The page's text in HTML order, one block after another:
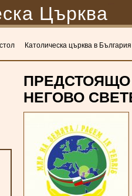
Църква
Католическа църква в България
НЕГОВО